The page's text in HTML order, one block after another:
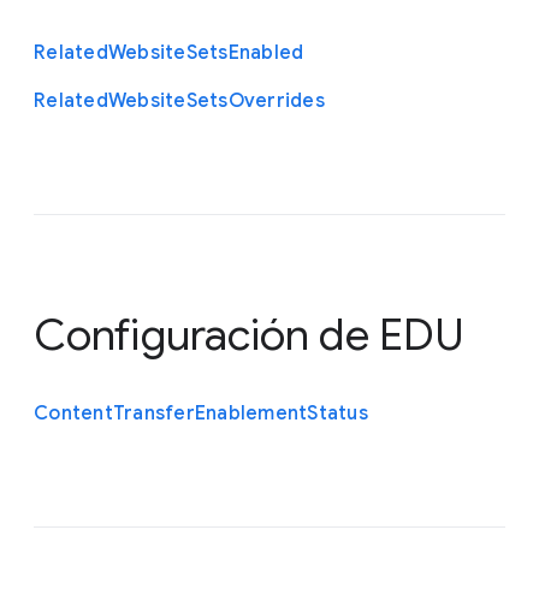
RelatedWebsiteSetsEnabled
RelatedWebsiteSetsOverrides
Configuración de EDU
ContentTransferEnablementStatus